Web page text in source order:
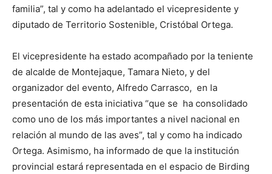
familia”, tal y como ha adelantado el vicepresidente y
diputado de Territorio Sostenible, Cristóbal Ortega.
El vicepresidente ha estado acompañado por la teniente
de alcalde de Montejaque, Tamara Nieto, y del
organizador del evento, Alfredo Carrasco, en la
presentación de esta iniciativa “que se ha consolidado
como uno de los más importantes a nivel nacional en
relación al mundo de las aves”, tal y como ha indicado
Ortega. Asimismo, ha informado de que la institución
provincial estará representada en el espacio de Birding